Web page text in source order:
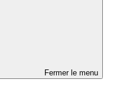
Fermer le menu